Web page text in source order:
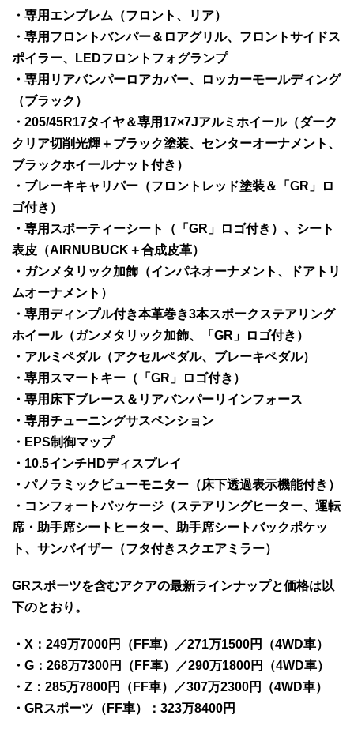
・専用エンブレム（フロント、リア）
・専用フロントバンパー＆ロアグリル、フロントサイドス
ポイラー、LEDフロントフォグランプ
・専用リアバンパーロアカバー、ロッカーモールディング
（ブラック）
・205/45R17タイヤ＆専用17×7Jアルミホイール（ダーク
クリア切削光輝＋ブラック塗装、センターオーナメント、
ブラックホイールナット付き）
・ブレーキキャリパー（フロントレッド塗装＆「GR」ロ
ゴ付き）
・専用スポーティーシート（「GR」ロゴ付き）、シート
表皮（AIRNUBUCK＋合成皮革）
・ガンメタリック加飾（インパネオーナメント、ドアトリ
ムオーナメント）
・専用ディンプル付き本革巻き3本スポークステアリング
ホイール（ガンメタリック加飾、「GR」ロゴ付き）
・アルミペダル（アクセルペダル、ブレーキペダル）
・専用スマートキー（「GR」ロゴ付き）
・専用床下ブレース＆リアバンパーリインフォース
・専用チューニングサスペンション
・EPS制御マップ
・10.5インチHDディスプレイ
・パノラミックビューモニター（床下透過表示機能付き）
・コンフォートパッケージ（ステアリングヒーター、運転
席・助手席シートヒーター、助手席シートバックポケッ
ト、サンバイザー（フタ付きスクエアミラー）
GRスポーツを含むアクアの最新ラインナップと価格は以
下のとおり。
・X：249万7000円（FF車）／271万1500円（4WD車）
・G：268万7300円（FF車）／290万1800円（4WD車）
・Z：285万7800円（FF車）／307万2300円（4WD車）
・GRスポーツ（FF車）：323万8400円